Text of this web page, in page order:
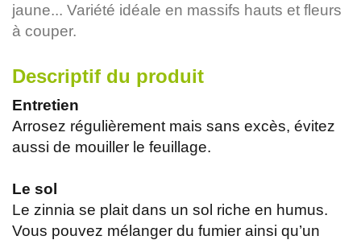
jaune... Variété idéale en massifs hauts et fleurs
à couper.
Descriptif du produit
Entretien
Arrosez régulièrement mais sans excès, évitez
aussi de mouiller le feuillage.
Le sol
Le zinnia se plait dans un sol riche en humus.
Vous pouvez mélanger du fumier ainsi qu’un